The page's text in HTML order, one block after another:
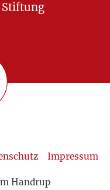
Stiftung
Impressum
Handrup